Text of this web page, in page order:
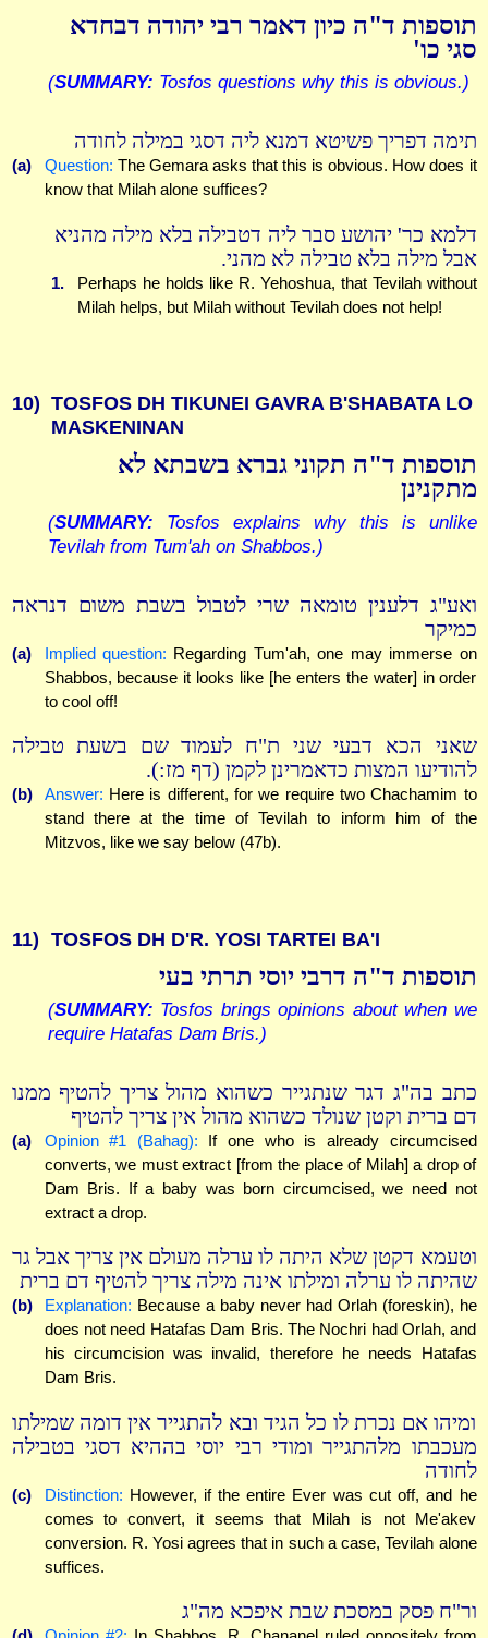
תוספות ד"ה כיון דאמר רבי יהודה דבחדא
סגי כו'
(SUMMARY: Tosfos questions why this is obvious.)
תימה דפריך פשיטא דמנא ליה דסגי במילה לחודה
(a) Question: The Gemara asks that this is obvious. How does it
know that Milah alone suffices?
דלמא כר' יהושע סבר ליה דטבילה בלא מילה מהניא
אבל מילה בלא טבילה לא מהני.
1.
Perhaps he holds like R. Yehoshua, that Tevilah without
Milah helps, but Milah without Tevilah does not help!
10) TOSFOS DH TIKUNEI GAVRA B'SHABATA LO
MASKENINAN
תוספות ד"ה תקוני גברא בשבתא לא
מתקנינן
(SUMMARY: Tosfos explains why this is unlike
Tevilah from Tum'ah on Shabbos.)
ואע"ג דלענין טומאה שרי לטבול בשבת משום דנראה
כמיקר
(a) Implied question: Regarding Tum'ah, one may immerse on
Shabbos, because it looks like [he enters the water] in order
to cool off!
שאני הכא דבעי שני ת"ח לעמוד שם בשעת טבילה
להודיעו המצות כדאמרינן לקמן (דף מז:).
(b) Answer: Here is different, for we require two Chachamim to
stand there at the time of Tevilah to inform him of the
Mitzvos, like we say below (47b).
11) TOSFOS DH D'R. YOSI TARTEI BA'I
תוספות ד"ה דרבי יוסי תרתי בעי
(SUMMARY: Tosfos brings opinions about when we
require Hatafas Dam Bris.)
כתב בה"ג דגר שנתגייר כשהוא מהול צריך להטיף ממנו
דם ברית וקטן שנולד כשהוא מהול אין צריך להטיף
(a) Opinion #1 (Bahag): If one who is already circumcised
converts, we must extract [from the place of Milah] a drop of
Dam Bris. If a baby was born circumcised, we need not
extract a drop.
וטעמא דקטן שלא היתה לו ערלה מעולם אין צריך אבל גר
שהיתה לו ערלה ומילתו אינה מילה צריך להטיף דם ברית
(b) Explanation: Because a baby never had Orlah (foreskin), he
does not need Hatafas Dam Bris. The Nochri had Orlah, and
his circumcision was invalid, therefore he needs Hatafas
Dam Bris.
ומיהו אם נכרת לו כל הגיד ובא להתגייר אין דומה שמילתו
מעכבתו מלהתגייר ומודי רבי יוסי בההיא דסגי בטבילה
לחודה
(c) Distinction: However, if the entire Ever was cut off, and he
comes to convert, it seems that Milah is not Me'akev
conversion. R. Yosi agrees that in such a case, Tevilah alone
suffices.
ור"ח פסק במסכת שבת איפכא מה"ג